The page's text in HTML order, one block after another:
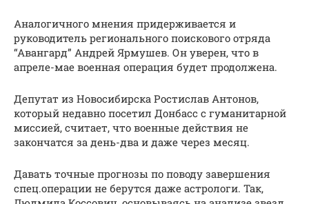
Аналогичного мнения придерживается и
руководитель регионального поискового отряда
“Авангард” Андрей Ярмушев. Он уверен, что в
апреле-мае военная операция будет продолжена.
Депутат из Новосибирска Ростислав Антонов,
который недавно посетил Донбасс с гуманитарной
миссией, считает, что военные действия не
закончатся за день-два и даже через месяц.
Давать точные прогнозы по поводу завершения
спец.операции не берутся даже астрологи. Так,